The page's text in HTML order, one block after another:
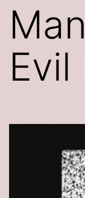
Evil